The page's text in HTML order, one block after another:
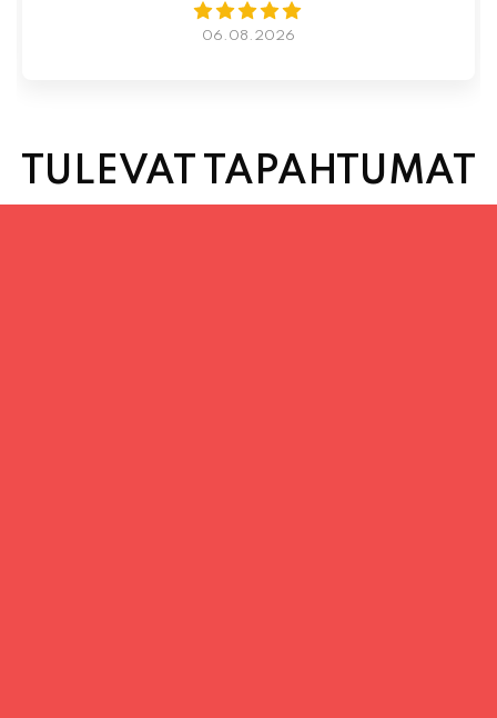
06.08.2026
TULEVAT TAPAHTUMAT